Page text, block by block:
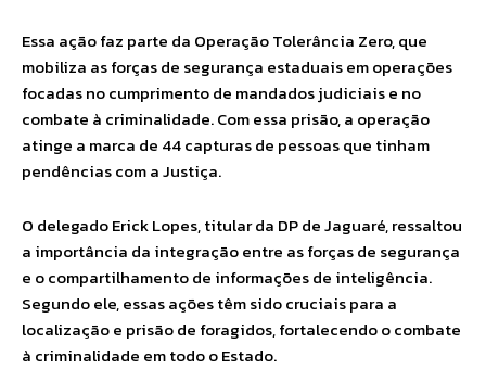
Essa ação faz parte da Operação Tolerância Zero, que
mobiliza as forças de segurança estaduais em operações
focadas no cumprimento de mandados judiciais e no
combate à criminalidade. Com essa prisão, a operação
atinge a marca de 44 capturas de pessoas que tinham
pendências com a Justiça.
O delegado Erick Lopes, titular da DP de Jaguaré, ressaltou
a importância da integração entre as forças de segurança
e o compartilhamento de informações de inteligência.
Segundo ele, essas ações têm sido cruciais para a
localização e prisão de foragidos, fortalecendo o combate
à criminalidade em todo o Estado.